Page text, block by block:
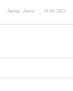
Автор: Anton 24.04.2022